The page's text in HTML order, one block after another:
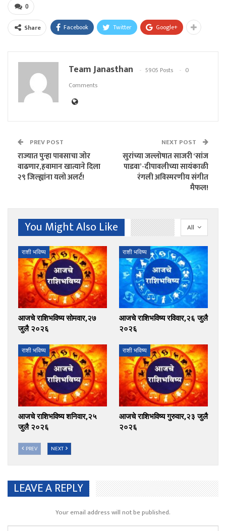
0
Share Facebook Twitter Google+
Team Janasthan 5905 Posts
0
Comments
PREV POST
राज्यात पुन्हा पावसाचा जोर
वाढणार,हवामान खात्याने दिला
२९ जिल्ह्यांना यलो अलर्ट!
NEXT POST
सुरांच्या जल्लोषात साजरी ‘सांज
पाडवा’-दीपावलीच्या सायंकाळी
रंगली अविस्मरणीय संगीत
मैफल!
All
You Might Also Like
राशी भविष्य
आजचे राशिभविष्य सोमवार,२७
जुलै २०२६
राशी भविष्य
आजचे राशिभविष्य रविवार,२६ जुलै
२०२६
राशी भविष्य
आजचे राशिभविष्य शनिवार,२५
जुलै २०२६
राशी भविष्य
आजचे राशिभविष्य गुरुवार,२३ जुलै
२०२६
PREV NEXT
LEAVE A REPLY
Your email address will not be published.